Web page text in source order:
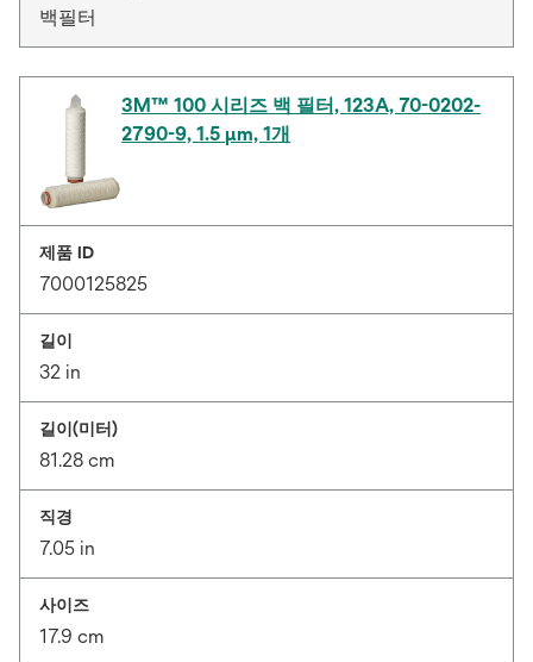
백필터
3M™ 100 시리즈 백 필터, 123A, 70-0202-
2790-9, 1.5 μm, 1개
제품 ID
7000125825
길이
32 in
길이(미터)
81.28 cm
직경
7.05 in
사이즈
17.9 cm